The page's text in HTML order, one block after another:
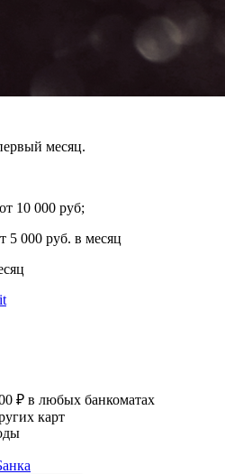
месяц.
10 000 руб;
5 000 руб. в месяц
₽ в любых банкоматах
карт